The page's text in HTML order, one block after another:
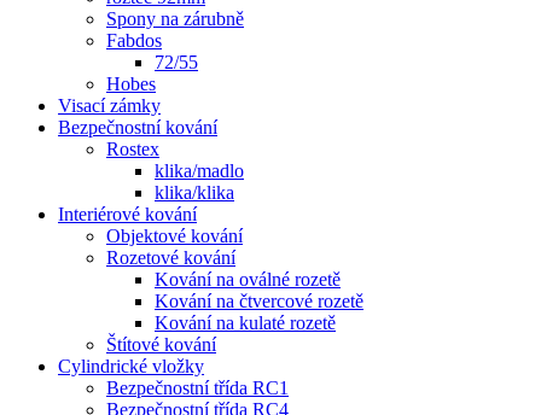
Spony na zárubně
Fabdos
72/55
Hobes
Visací zámky
Bezpečnostní kování
Rostex
klika/madlo
klika/klika
Interiérové kování
Objektové kování
Rozetové kování
Kování na oválné rozetě
Kování na čtvercové rozetě
Kování na kulaté rozetě
Štítové kování
Cylindrické vložky
Bezpečnostní třída RC1
Bezpečnostní třída RC4